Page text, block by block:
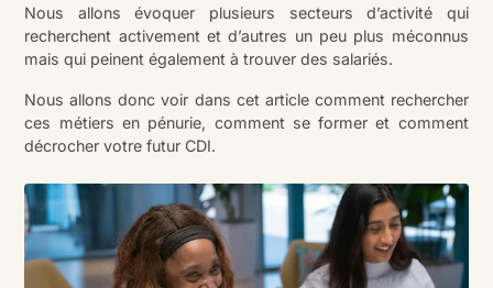
Nous allons évoquer plusieurs secteurs d’activité qui
recherchent activement et d’autres un peu plus méconnus
mais qui peinent également à trouver des salariés.
Nous allons donc voir dans cet article comment rechercher
ces métiers en pénurie, comment se former et comment
décrocher votre futur CDI.